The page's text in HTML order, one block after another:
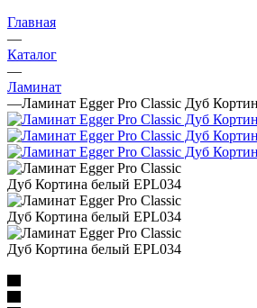
Главная
—
Каталог
—
Ламинат
—Ламинат Egger Pro Classic Дуб